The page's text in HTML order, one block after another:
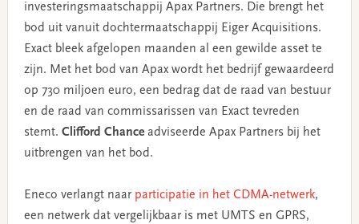
investeringsmaatschappij Apax Partners. Die brengt het
bod uit vanuit dochtermaatschappij Eiger Acquisitions.
Exact bleek afgelopen maanden al een gewilde asset te
zijn. Met het bod van Apax wordt het bedrijf gewaardeerd
op 730 miljoen euro, een bedrag dat de raad van bestuur
en de raad van commissarissen van Exact tevreden
stemt. Clifford Chanceadviseerde Apax Partners bij het
uitbrengen van het bod.
Eneco verlangt naar participatie in het CDMA-netwerk,
een netwerk dat vergelijkbaar is met UMTS en GPRS,